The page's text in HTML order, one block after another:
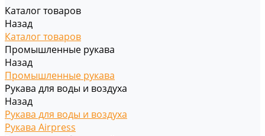
Каталог товаров
Назад
Каталог товаров
Промышленные рукава
Назад
Промышленные рукава
Рукава для воды и воздуха
Назад
Рукава для воды и воздуха
Рукава Airpress